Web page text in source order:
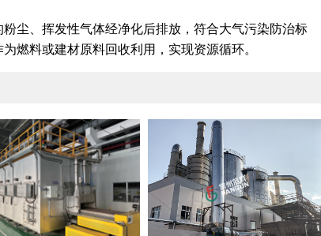
尘、挥发性气体经净化后排放，符合大气污染防治标
燃料或建材原料回收利用，实现资源循环。